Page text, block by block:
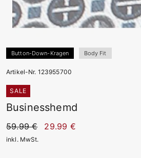
Button-Down-Kragen Body Fit
Artikel-Nr. 123955700
SALE
Businesshemd
59.99 € 29.99 €
inkl. MwSt.